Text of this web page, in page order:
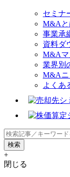
セミナ
M&Aと
事業承
資料ダ
M&Aマ
業界別
M&Aニ
よくあ
+
閉じる